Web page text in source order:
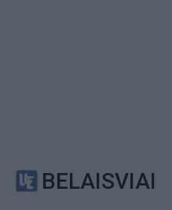
BELAISVIAI